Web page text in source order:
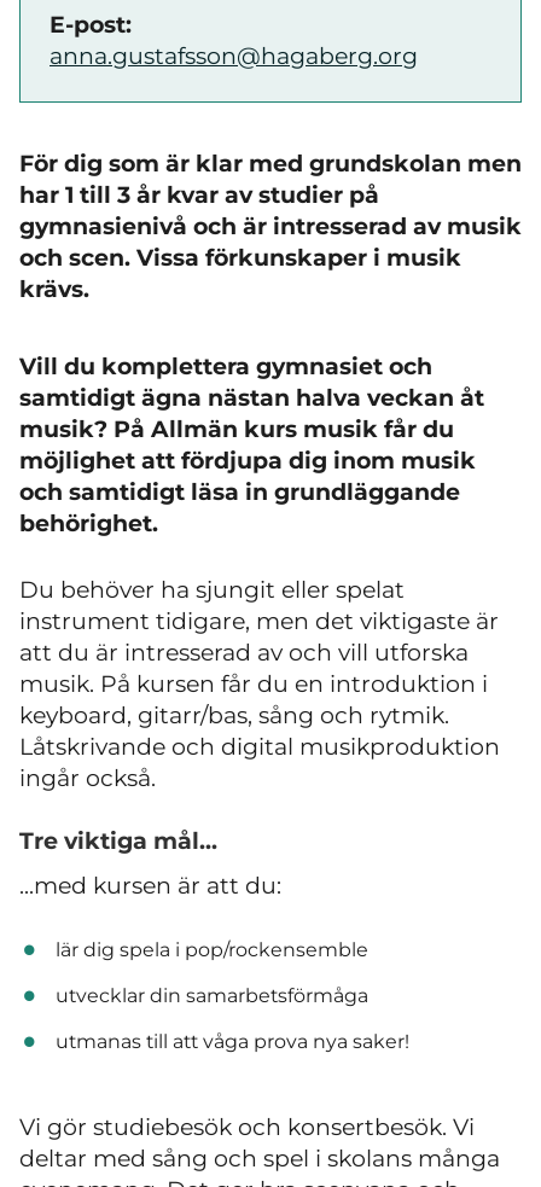
E-post:
anna.gustafsson@hagaberg.org
För dig som är klar med grundskolan men
har 1 till 3 år kvar av studier på
gymnasienivå och är intresserad av musik
och scen. Vissa förkunskaper i musik
krävs.
Vill du komplettera gymnasiet och
samtidigt ägna nästan halva veckan åt
musik? På Allmän kurs musik får du
möjlighet att fördjupa dig inom musik
och samtidigt läsa in grundläggande
behörighet.
Du behöver ha sjungit eller spelat
instrument tidigare, men det viktigaste är
att du är intresserad av och vill utforska
musik. På kursen får du en introduktion i
keyboard, gitarr/bas, sång och rytmik.
Låtskrivande och digital musikproduktion
ingår också.
Tre viktiga mål...
...med kursen är att du:
lär dig spela i pop/rockensemble
utvecklar din samarbetsförmåga
utmanas till att våga prova nya saker!
Vi gör studiebesök och konsertbesök. Vi
deltar med sång och spel i skolans många